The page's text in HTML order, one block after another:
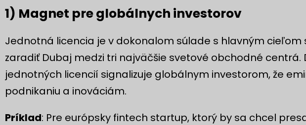
1) Magnet pre globálnych investorov
Jednotná licencia je v dokonalom súlade s hlavným cieľom
zaradiť Dubaj medzi tri najväčšie svetové obchodné centrá.
jednotných licencií signalizuje globálnym investorom, že
podnikaniu a inováciám.
Príklad: Pre európsky fintech startup, ktorý by sa chcel